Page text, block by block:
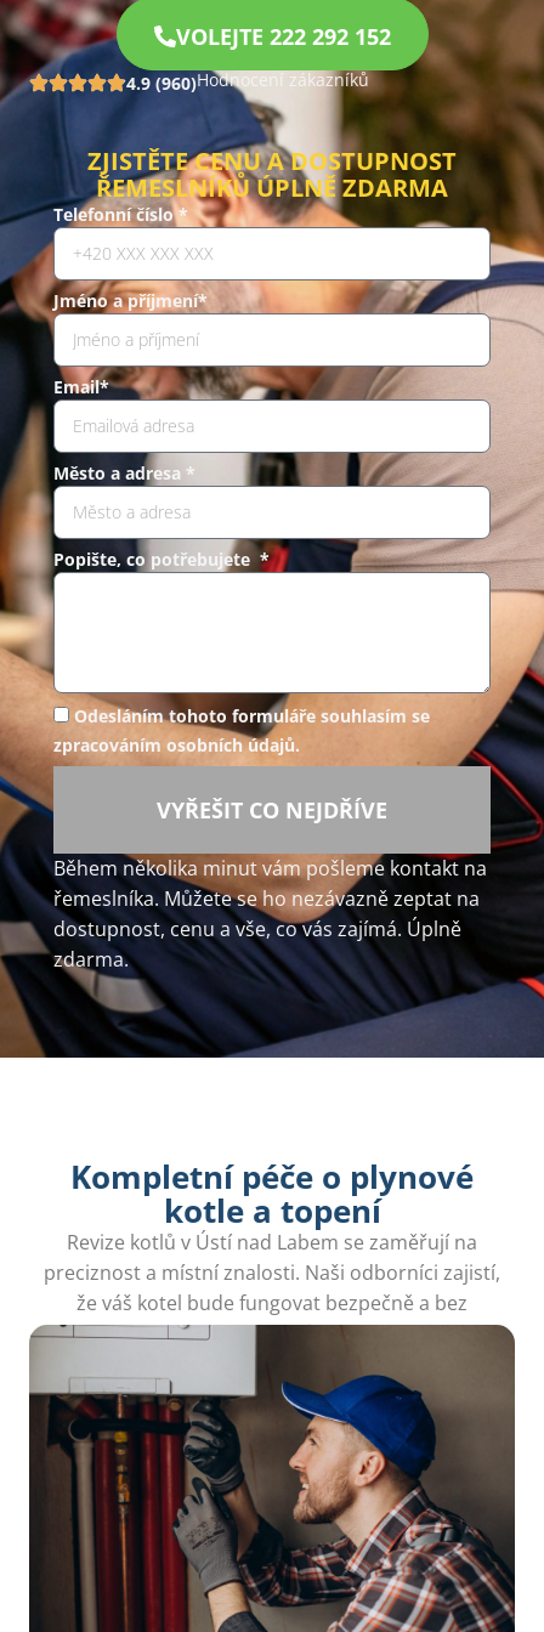
VOLEJTE 222 292 152
4.9 (960)Hodnocení zákazníků
ZJISTĚTE CENU A DOSTUPNOST
ŘEMESLNÍKŮ ÚPLNĚ ZDARMA
Telefonní číslo *
Jméno a příjmení*
Email*
Město a adresa *
Popište, co potřebujete *
Odesláním tohoto formuláře souhlasím se
zpracováním osobních údajů.
VYŘEŠIT CO NEJDŘÍVE
Během několika minut vám pošleme kontakt na
řemeslníka. Můžete se ho nezávazně zeptat na
dostupnost, cenu a vše, co vás zajímá. Úplně
zdarma.
Kompletní péče o plynové
kotle a topení
Revize kotlů v Ústí nad Labem se zaměřují na
preciznost a místní znalosti. Naši odborníci zajistí,
že váš kotel bude fungovat bezpečně a bez
problémů.